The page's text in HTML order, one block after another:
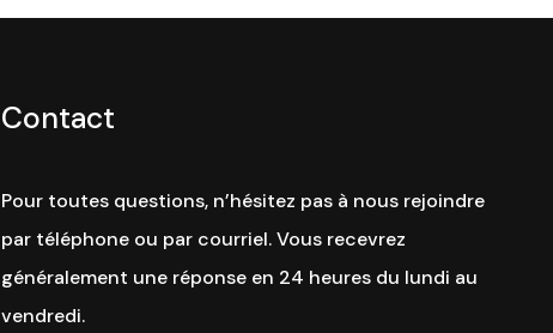
Contact
Pour toutes questions, n’hésitez pas à nous rejoindre
par téléphone ou par courriel. Vous recevrez
généralement une réponse en 24 heures du lundi au
vendredi.